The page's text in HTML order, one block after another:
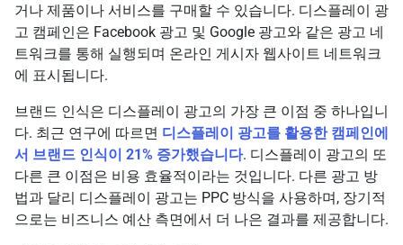
거나 제품이나 서비스를 구매할 수 있습니다. 디스플레이 광
고 캠페인은 Facebook 광고 및 Google 광고와 같은 광고 네
트워크를 통해 실행되며 온라인 게시자 웹사이트 네트워크
에 표시됩니다.
브랜드 인식은 디스플레이 광고의 가장 큰 이점 중 하나입니
다. 최근 연구에 따르면 디스플레이 광고를 활용한 캠페인에
서 브랜드 인식이 21% 증가했습니다. 디스플레이 광고의 또
다른 큰 이점은 비용 효율적이라는 것입니다. 다른 광고 방
법과 달리 디스플레이 광고는 PPC 방식을 사용하며, 장기적
으로는 비즈니스 예산 측면에서 더 나은 결과를 제공합니다.